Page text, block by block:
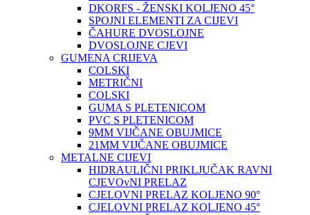
DKORFS - ŽENSKI KOLJENO 45°
SPOJNI ELEMENTI ZA CIJEVI
ČAHURE DVOSLOJNE
DVOSLOJNE CJEVI
GUMENA CRIJEVA
COLSKI
METRIČNI
COLSKI
GUMA S PLETENICOM
PVC S PLETENICOM
9MM VIJČANE OBUJMICE
21MM VIJČANE OBUJMICE
METALNE CIJEVI
HIDRAULIČNI PRIKLJUČAK RAVNI
CJEVOvNI PRELAZ
CJELOVNI PRELAZ KOLJENO 90°
CJELOVNI PRELAZ KOLJENO 45°